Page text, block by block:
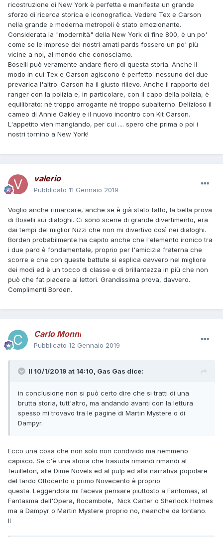
ricostruzione di New York è perfetta e manifesta un grande
sforzo di ricerca storica e iconografica. Vedere Tex e Carson
nella grande e moderna metropoli è stato emozionante.
Considerata la "modernità" della New York di fine 800, è un po'
come se le imprese dei nostri amati pards fossero un po' più
vicine a noi, al mondo che conosciamo.
Boselli può veramente andare fiero di questa storia. Anche il
modo in cui Tex e Carson agiscono è perfetto: nessuno dei due
prevarica l'altro. Carson ha il giusto rilievo. Anche il rapporto dei
ranger con la polizia e, in particolare, con il capo della polizia, è
equilibrato: nè troppo arrogante nè troppo subalterno. Delizioso il
cameo di Annie Oakley e il nuovo incontro con Kit Carson.
L'appetito vien mangiando, per cui .... spero che prima o poi i
nostri tornino a New York!
valerio
Pubblicato 11 Gennaio 2019
Voglio anche rimarcare, anche se è già stato fatto, la bella prova
di Boselli sui dialoghi. Ci sono scene di grande divertimento, era
dai tempi del miglior Nizzi che non mi divertivo così nei dialoghi.
Borden probabilmente ha capito anche che l'elemento ironico tra
i due pard è fondamentale, proprio per l'amicizia fraterna che
scorre e che con queste battute si esplica davvero nel migliore
dei modi ed è un tocco di classe e di brillantezza in più che non
può che fat piacere ai lettori. Grandissima prova, davvero.
Complimenti Borden.
Carlo Monni
Pubblicato 12 Gennaio 2019
Il 10/1/2019 at 14:10, Gas Gas dice:
in conclusione non si può certo dire che si tratti di una
brutta storia, tutt'altro, ma andando avanti con la lettura
spesso mi trovavo tra le pagine di Martin Mystere o di
Dampyr.
Ecco una cosa che non solo non condivido ma nemmeno
capisco. Se c'è una storia che trasuda rimandi rimandi al
feuilleton, alle Dime Novels ed al pulp ed alla narrativa popolare
del tardo Ottocento o primo Novecento è proprio
questa. Leggendola mi faceva pensare piuttosto a Fantomas, al
Fantasma dell'Opera, Rocambole, Nick Carter o Sherlock Holmes
ma a Dampyr o Martin Mystere proprio no, neanche da lontano.
Il